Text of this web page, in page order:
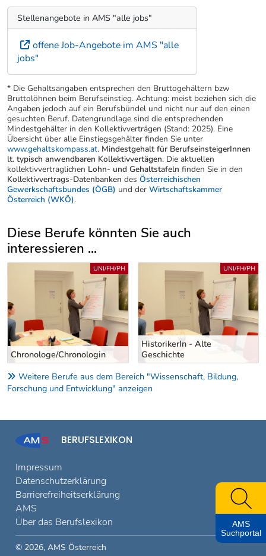
Stellenangebote in AMS "alle jobs"
offene Job-Angebote im AMS "alle
jobs"
* Die Gehaltsangaben entsprechen den Bruttogehältern bzw
Bruttolöhnen beim Berufseinstieg. Achtung: meist beziehen sich die
Angaben jedoch auf ein Berufsbündel und nicht nur auf den einen
gesuchten Beruf. Datengrundlage sind die entsprechenden
Mindestgehälter in den Kollektivverträgen (Stand: 2025). Eine
Übersicht über alle Einstiegsgehälter finden Sie unter
www.gehaltskompass.at. Mindestgehalt für BerufseinsteigerInnen
lt. typisch anwendbaren Kollektivvertägen. Die aktuellen
kollektivvertraglichen Lohn- und Gehaltstafeln finden Sie in den
Kollektivvertrags-Datenbanken des Österreichischen
Gewerkschaftsbundes (ÖGB) und der Wirtschaftskammer
Österreich (WKÖ).
Diese Berufe könnten Sie auch
interessieren ...
Uber weitere Berufsvorschläge
HistorikerIn - Alte
Geschichte
UNI/FH/PH
HistorikerIn
UNI/FH/PH
Weitere Berufe aus dem Bereich "Wissenschaft, Bildung,
Forschung und Entwicklung" anzeigen
BERUFSLEXIKON
Impressum
Datenschutzerklärung
Barrierefreiheitserklärung
AMS
Über das Berufslexikon
© 2026, AMS Österreich
AMS
Suchportal